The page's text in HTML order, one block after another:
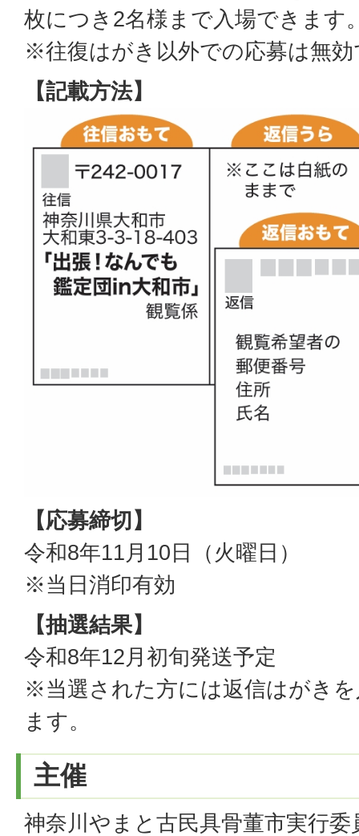
枚につき2名様まで入場できます
※往復はがき以外での応募は無効
【記載方法】
【応募締切】
令和8年11月10日（火曜日）
※当日消印有効
【抽選結果】
令和8年12月初旬発送予定
※当選された方には返信はがき
ます。
主催
神奈川やまと古民具骨董市実行委